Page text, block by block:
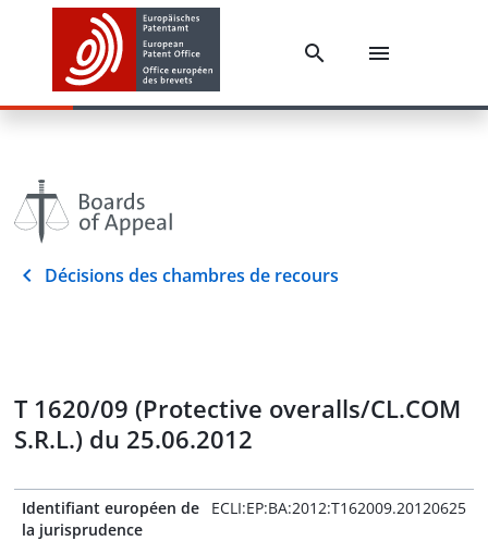
Décisions des chambres de recours
T 1620/09 (Protective overalls/CL.COM
S.R.L.) du 25.06.2012
Identifiant européen de
la jurisprudence
ECLI:EP:BA:2012:T162009.20120625